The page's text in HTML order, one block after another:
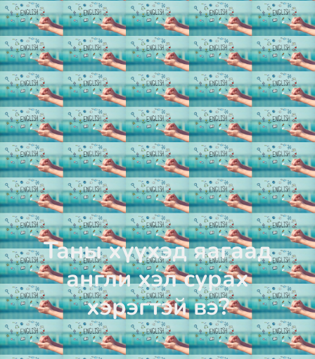
Таны хүүхэд яагаад
англи хэл сурах
хэрэгтэй вэ?